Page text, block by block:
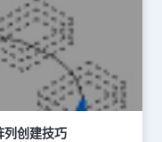
列创建技巧